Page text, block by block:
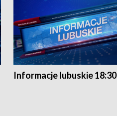
Informacje lubuskie 18:30